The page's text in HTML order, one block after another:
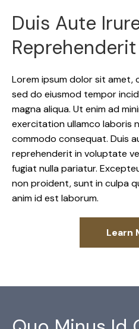
Duis Aute
Reprehenderit
Lorem ipsum dolor sit
sed do eiusmod tempor
magna aliqua. Ut enim ad
exercitation ullamco laboris
commodo consequat. Duis
reprehenderit in voluptate
fugiat nulla pariatur.
non proident, sunt in culpa
anim id est laborum.
Learn